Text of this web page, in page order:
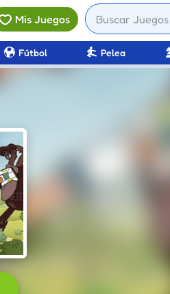
Mis Juegos
Fútbol Pelea